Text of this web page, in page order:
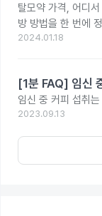
탈모약 가격, 어디
방 방법을 한 번에
2024.01.18
[1분 FAQ] 임신
임신 중 커피 섭취
2023.09.13